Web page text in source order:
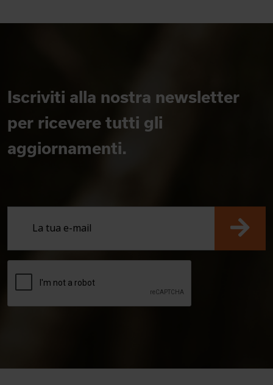
Iscriviti alla nostra newsletter
per ricevere tutti gli
aggiornamenti.